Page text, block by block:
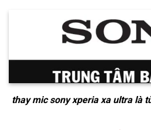
thay mic sony xperia xa ultralà